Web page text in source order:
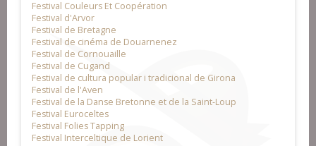
Festival Couleurs Et Coopération
Festival d'Arvor
Festival de Bretagne
Festival de cinéma de Douarnenez
Festival de Cornouaille
Festival de Cugand
Festival de cultura popular i tradicional de Girona
Festival de l'Aven
Festival de la Danse Bretonne et de la Saint-Loup
Festival Euroceltes
Festival Folies Tapping
Festival Interceltique de Lorient